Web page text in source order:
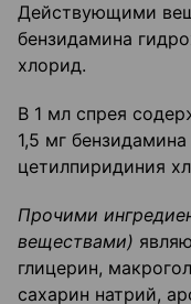
Действующими
бензидамина
хлорид.
В 1 мл спрея
1,5 мг
цетилпиридиния
Прочими
веществами)
глицерин,
сахарин натрий,